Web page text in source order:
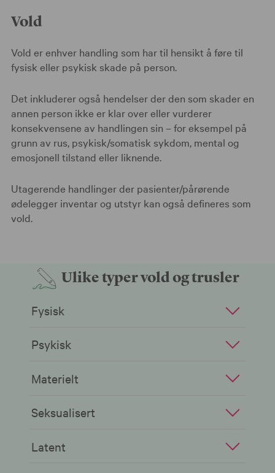
Vold
Vold er enhver handling som har til hensikt å føre til
fysisk eller psykisk skade på person.
Det inkluderer også hendelser der den som skader en
annen person ikke er klar over eller vurderer
konsekvensene av handlingen sin – for eksempel på
grunn av rus, psykisk/somatisk sykdom, mental og
emosjonell tilstand eller liknende.
Utagerende handlinger der pasienter/pårørende
ødelegger inventar og utstyr kan også defineres som
vold.
Ulike typer vold og trusler
Fysisk
Psykisk
Materielt
Seksualisert
Latent